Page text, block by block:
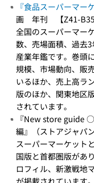
『食品スーパーマー
画 年刊 【Z41-
全国のスーパーマー
数、売場面積、過去
産業年鑑です。巻頭
規模、市場動向、販
いるほか、売上高ラ
版のほか、関東地区
されています。
『New store guide
編』（ストアジャ
スーパーマーケット
国版と首都圏版があ
ロフィル、新激戦地